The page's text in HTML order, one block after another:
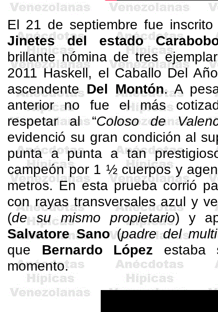
El 21 de septiembre fue
Jinetes del estado
brillante nómina de tres
2011Haskell, el Caballo Del
ascendente Del Montón. A
anterior no fue el más
respetar al “Coloso de
evidenció su gran condición al
punta a punta a tan
campeón por 1 ½ cuerpos y
metros. En esta prueba corrió
con rayas transversales azul y
(de su mismo propietario) y
Salvatore Sano(padre delmulti
que Bernardo López estaba
momento.